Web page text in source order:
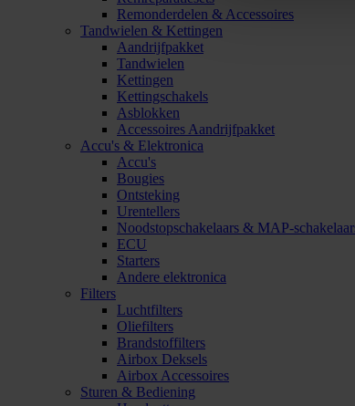
Remonderdelen & Accessoires
Tandwielen & Kettingen
Aandrijfpakket
Tandwielen
Kettingen
Kettingschakels
Asblokken
Accessoires Aandrijfpakket
Accu's & Elektronica
Accu's
Bougies
Ontsteking
Urentellers
Noodstopschakelaars & MAP-
ECU
Starters
Andere elektronica
Filters
Luchtfilters
Oliefilters
Brandstoffilters
Airbox Deksels
Airbox Accessoires
Sturen & Bediening